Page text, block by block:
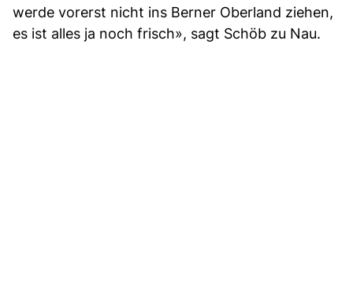
werde vorerst nicht ins Berner Oberland ziehen,
es ist alles ja noch frisch», sagt Schöb zu Nau.